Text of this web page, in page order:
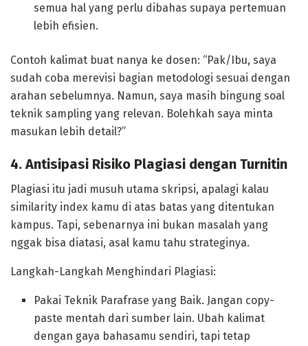
semua hal yang perlu dibahas supaya pertemuan
lebih efisien.
Contoh kalimat buat nanya ke dosen: “Pak/Ibu, saya
sudah coba merevisi bagian metodologi sesuai dengan
arahan sebelumnya. Namun, saya masih bingung soal
teknik sampling yang relevan. Bolehkah saya minta
masukan lebih detail?”
4. Antisipasi Risiko Plagiasi dengan Turnitin
Plagiasi itu jadi musuh utama skripsi, apalagi kalau
similarity index kamu di atas batas yang ditentukan
kampus. Tapi, sebenarnya ini bukan masalah yang
nggak bisa diatasi, asal kamu tahu strateginya.
Langkah-Langkah Menghindari Plagiasi:
Pakai Teknik Parafrase yang Baik. Jangan copy-
paste mentah dari sumber lain. Ubah kalimat
dengan gaya bahasamu sendiri, tapi tetap